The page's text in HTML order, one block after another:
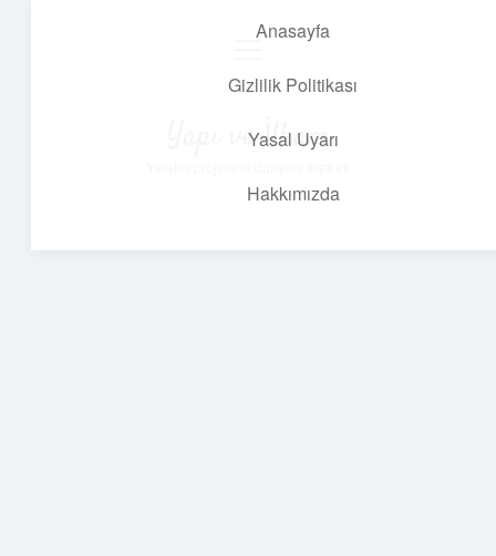
Anasayfa
Gizlilik Politikası
Yasal Uyarı
Hakkımızda
Yapı ve İlham